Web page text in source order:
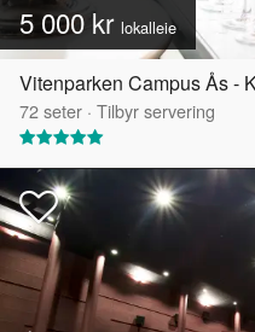
5 000 kr lokalleie
Vitenparken Campus Ås -
72seter · Tilbyr servering